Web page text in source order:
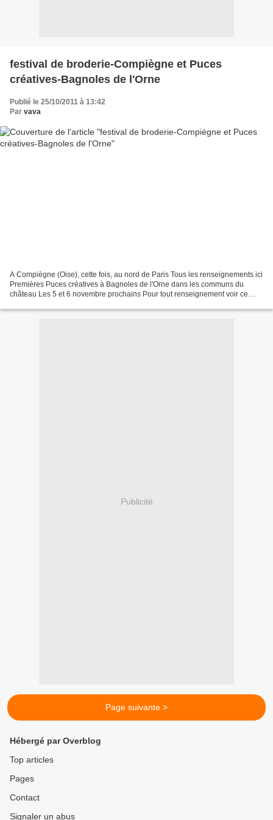
festival de broderie-Compiègne et Puces
créatives-Bagnoles de l'Orne
Publié le 25/10/2011 à 13:42
Par vava
A Compiègne (Oise), cette fois, au nord de Paris Tous les renseignements ici
Premières Puces créatives à Bagnoles de l'Orne dans les communs du
château Les 5 et 6 novembre prochains Pour tout renseignement voir ce
Publicité
Page suivante >
Hébergé par Overblog
Top articles
Pages
Contact
Signaler un abus